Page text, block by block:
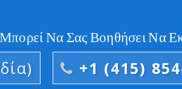
Να Σας Βοηθήσει Να
+1 (415)